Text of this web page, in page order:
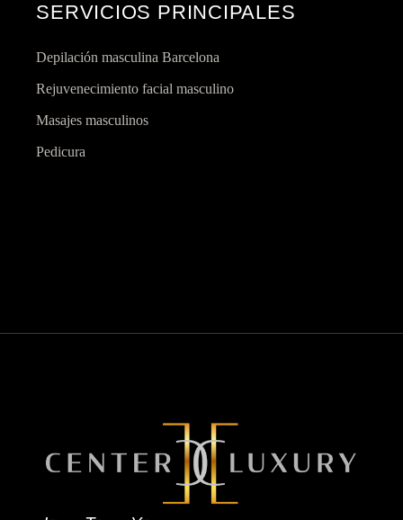
SERVICIOS PRINCIPALES
Depilación masculina Barcelona
Rejuvenecimiento facial masculino
Masajes masculinos
Pedicura